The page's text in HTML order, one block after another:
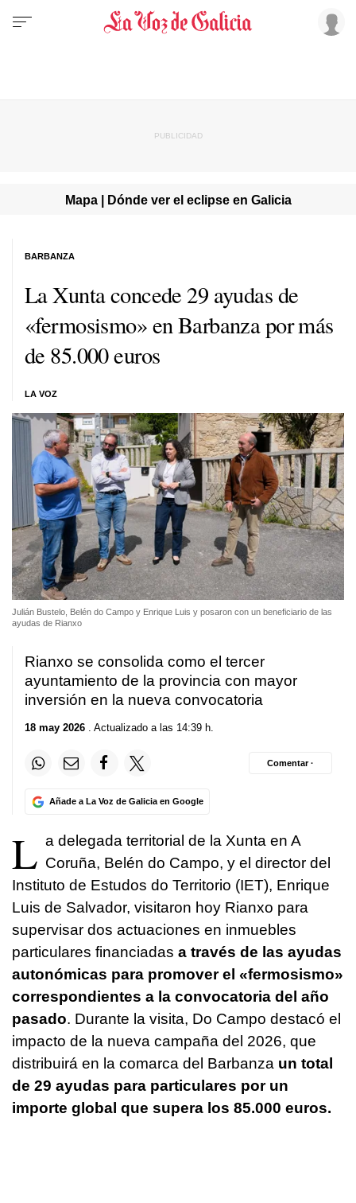
Mapa | Dónde ver el eclipse en Galicia
La Xunta concede 29 ayudas de
«fermosismo» en Barbanza por más
de 85.000 euros
LA VOZ
BARBANZA
Julián Bustelo, Belén do Campo y Enrique Luis y posaron con un beneficiario de las
ayudas de Rianxo
Rianxo se consolida como el tercer
ayuntamiento de la provincia con mayor
inversión en la nueva convocatoria
18 may 2026 . Actualizado a las 14:39 h.
Añade a La Voz de Galicia en Google
Comentar ·
L a delegada territorial de la Xunta en A
Coruña, Belén do Campo, y el director del
Instituto de Estudos do Territorio (IET), Enrique
Luis de Salvador, visitaron hoy Rianxo para
supervisar dos actuaciones en inmuebles
particulares financiadas a través de las ayudas
autonómicas para promover el «fermosismo»
correspondientes a la convocatoria del año
pasado. Durante la visita, Do Campo destacó el
impacto de la nueva campaña del 2026, que
distribuirá en la comarca del Barbanza un total
de 29 ayudas para particulares por un
importe global que supera los 85.000 euros.